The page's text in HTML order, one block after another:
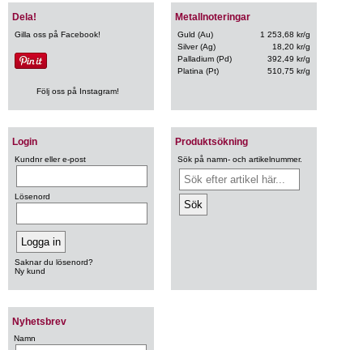
Metallnoteringar
Guld (Au)
1 253,68 kr/g
Silver (Ag)
18,20 kr/g
Palladium (Pd)
392,49 kr/g
Platina (Pt)
510,75 kr/g
Login
Kundnr eller e-post
Lösenord
Saknar du lösenord?
Ny kund
Produktsökning
Sök på namn- och artikelnummer.
Nyhetsbrev
Namn
Dela!
Gilla oss på Facebook!
Följ oss på Instagram!